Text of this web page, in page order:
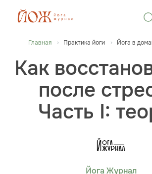
Главная Практика йоги Йога в
Как
после
Часть I:
Йога Журнал